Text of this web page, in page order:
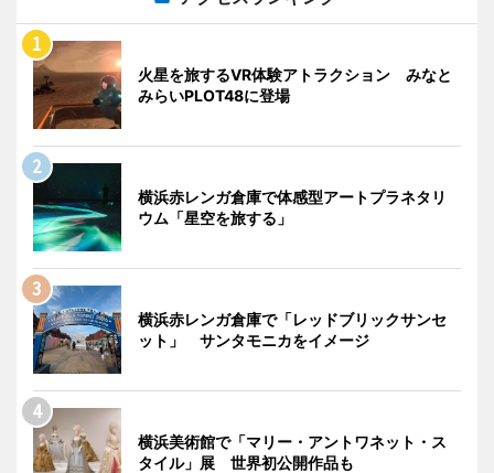
火星を旅するVR体験アトラクション みなと
みらいPLOT48に登場
横浜赤レンガ倉庫で体感型アートプラネタリ
ウム「星空を旅する」
横浜赤レンガ倉庫で「レッドブリックサンセ
ット」 サンタモニカをイメージ
横浜美術館で「マリー・アントワネット・ス
タイル」展 世界初公開作品も